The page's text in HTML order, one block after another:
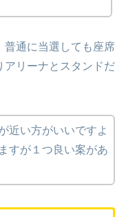
普通に当選しても座席
アリーナとスタンドだ
近い方がいいですよ
すが１つ良い案があ